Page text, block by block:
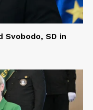
Svobodo, SD in